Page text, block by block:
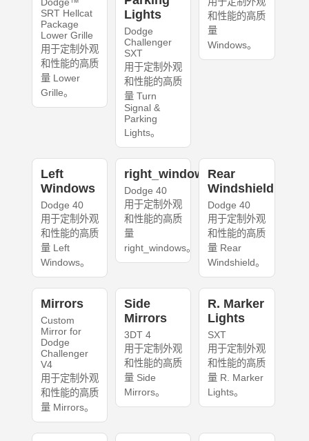
Dodge™
SRT Hellcat
Package
Lower Grille
用于定制外观
和性能的高质
量 Lower
Grille。
Lights
Dodge
Challenger
SXT
用于定制外观
和性能的高质
量 Turn
Signal &
Parking
Lights。
和性能的高质
量
Windows。
Left
Windows
Dodge 40
用于定制外观
和性能的高质
量 Left
Windows。
right_windows
Dodge 40
用于定制外观
和性能的高质
量
right_windows。
Rear
Windshield
Dodge 40
用于定制外观
和性能的高质
量 Rear
Windshield。
Mirrors
Custom
Mirror for
Dodge
Challenger
V4
用于定制外观
和性能的高质
量 Mirrors。
Side
Mirrors
3DT 4
用于定制外观
和性能的高质
量 Side
Mirrors。
R. Marker
Lights
SXT
用于定制外观
和性能的高质
量 R. Marker
Lights。